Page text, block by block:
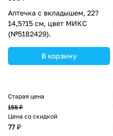
Аптечка с вкладышем, 22?
14,5?15 см, цвет МИКС
(№5182429).
В корзину
Старая цена
155 ₽
Цена со скидкой
77 ₽